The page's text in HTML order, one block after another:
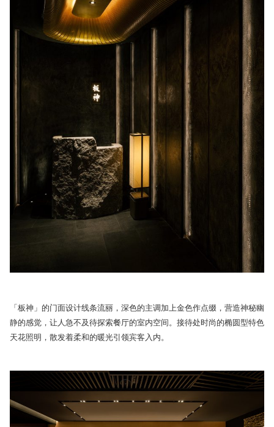
「板神」的门面设计线条流丽，深色的主调加上金色作点缀，营造神秘幽
静的感觉，让人急不及待探索餐厅的室内空间。接待处时尚的椭圆型特色
天花照明，散发着柔和的暖光引领宾客入内。